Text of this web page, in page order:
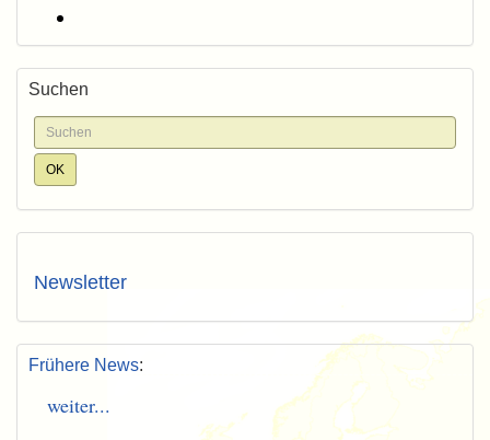
Suchen
Newsletter
Frühere News:
weiter...